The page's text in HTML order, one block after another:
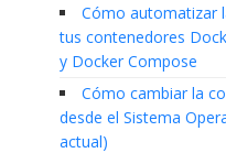
Cómo automatizar
tus contenedores
y Docker Compose
Cómo cambiar la
desde el Sistema
actual)